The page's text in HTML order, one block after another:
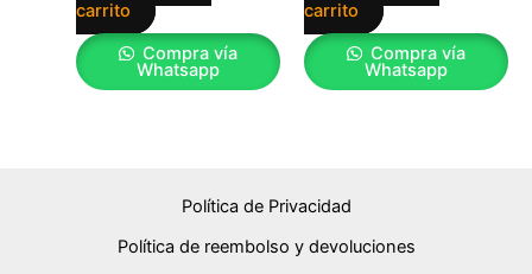
carrito
Compra vía
Whatsapp
carrito
Compra vía
Whatsapp
Política de Privacidad
Política de reembolso y devoluciones